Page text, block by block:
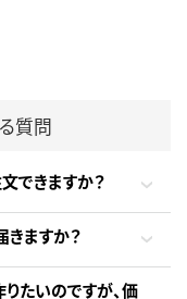
質問
できますか？
ますか？
たいのですが、価